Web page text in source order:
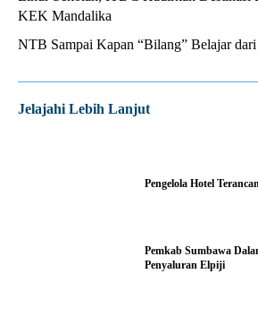
KEK Mandalika
NTB Sampai Kapan “Bilang” Belajar
Jelajahi Lebih Lanjut
Pengelola Hotel
Pemkab Sumbawa
Penyaluran Elpiji